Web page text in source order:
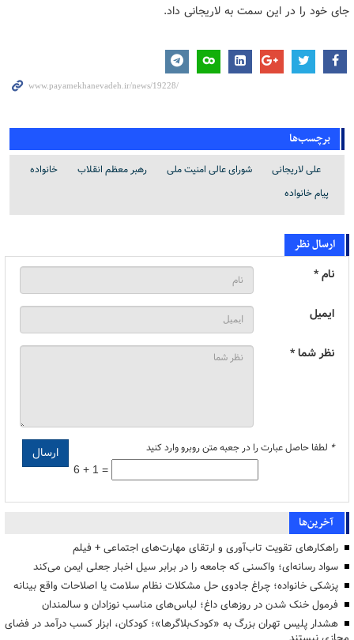
جای خود را در این سمت به لاریجانی داد.
برچسب‌ها
علی لاریجانی شورای عالی امنیت ملی رهبر معظم انقلاب
خانواده
پیام خانواده
ارسال نظر
نام *
ایمیل
نظر شما *
* لطفا حاصل عبارت را در جعبه متن روبرو وارد کنید
6 + 1 =
آخرین‌ها
راهکارهای تقویت تاب‌آوری و ارتقای مهارت‌های اجتماعی + فیلم
سواد رسانه‌ای؛ واکسنی که جامعه را در برابر سیل اخبار جعلی ایمن می‌کند
پزشکی خانواده؛ چراغ جادوی حل مشکلات نظام سلامت یا اصلاحات واقع بینانه
فرمول خنک شدن در روزهای داغ؛ لباس‌های مناسب نوزادان و سالمندان
هشدار پلیس تهران بزرگ به «کودک‌بلاگرها»؛ کودکان، ابزار کسب درآمد در فضای